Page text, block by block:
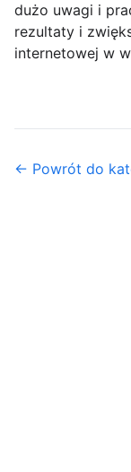
dużo uwagi i
rezultaty i
internetowej w
← Powrót do